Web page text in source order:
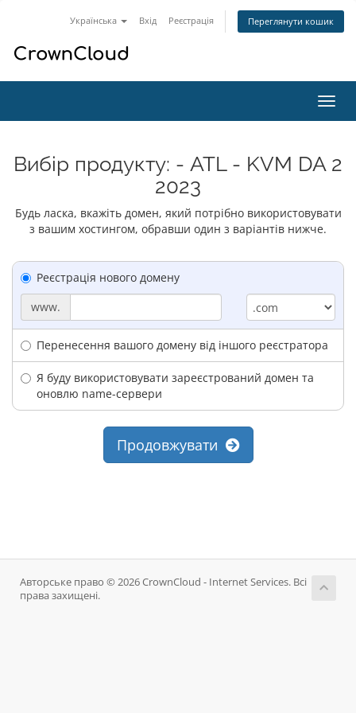
Українська Вхід Реєстрація Переглянути кошик
Вибір продукту: - ATL - KVM DA 2
2023
Будь ласка, вкажіть домен, який потрібно використовувати
з вашим хостингом, обравши один з варіантів нижче.
Реєстрація нового домену
www.
Перенесення вашого домену від іншого реєстратора
Я буду використовувати зареєстрований домен та
оновлю name-сервери
Продовжувати
Авторське право © 2026 CrownCloud - Internet Services. Всі
права захищені.